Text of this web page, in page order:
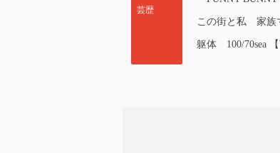
芸歴
この街と私 家族
躯体 100/70sea